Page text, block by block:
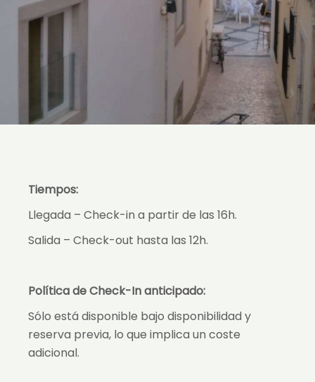
Tiempos:
Llegada – Check-in a partir de las 16h.
Salida – Check-out hasta las 12h.
Política de Check-In anticipado:
Sólo está disponible bajo disponibilidad y
reserva previa, lo que implica un coste
adicional.